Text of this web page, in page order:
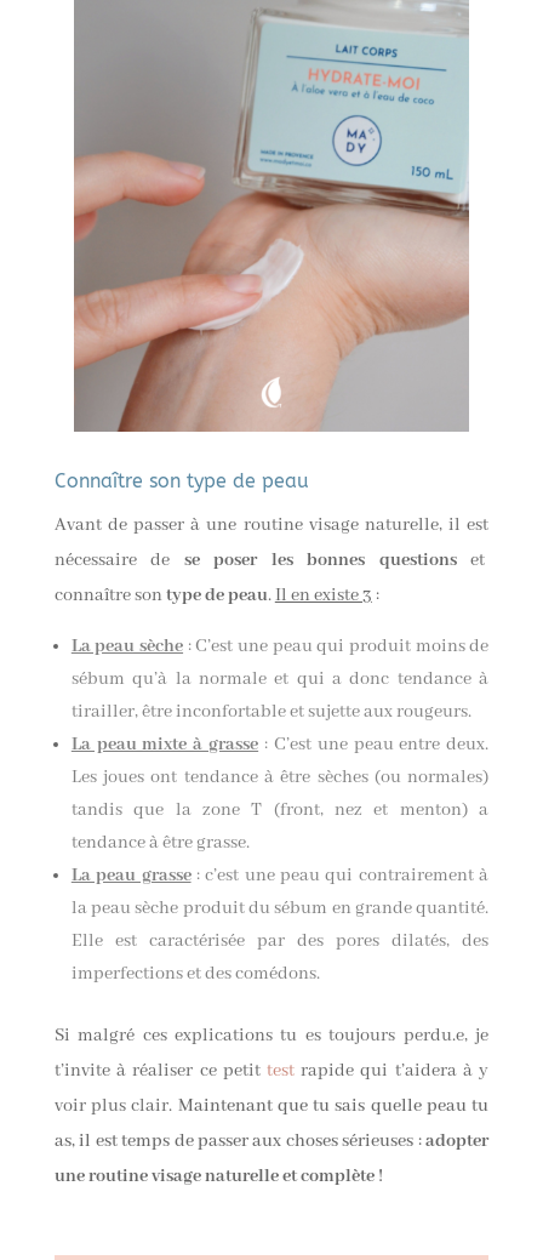
Connaître son type de peau
Avant de passer à une routine visage naturelle, il est
nécessaire de se poser les bonnes questionset
connaître sontype de peau. Il en existe 3 :
La peau sèche : C’est une peau qui produit moins de
sébum qu’à la normale et qui a donc tendance à
tirailler, être inconfortable et sujette aux rougeurs.
La peau mixte à grasse : C’est une peau entre deux.
Les joues ont tendance à être sèches (ou normales)
tandis que la zone T (front, nez et menton) a
tendance à être grasse.
La peau grasse: c’est une peau qui contrairement à
la peau sèche produit du sébum en grande quantité.
Elle est caractérisée par des pores dilatés, des
imperfections et des comédons.
Si malgré ces explications tu es toujours perdu.e, je
t’invite à réaliser ce petit test rapide qui t’aidera à y
voir plus clair. Maintenant que tu sais quelle peau tu
as, il est temps de passer aux choses sérieuses :adopter
une routine visage naturelle et complète!